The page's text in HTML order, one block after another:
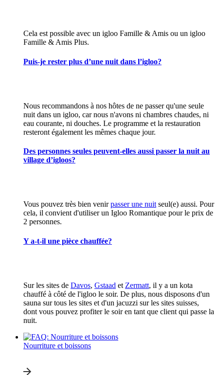
Cela est possible avec un igloo Famille & Amis ou un igloo
Famille & Amis Plus.
Puis-je rester plus d’une nuit dans l’igloo?
Nous recommandons à nos hôtes de ne passer qu'une seule
nuit dans un igloo, car nous n'avons ni chambres chaudes, ni
eau courante, ni douches. Le programme et la restauration
resteront également les mêmes chaque jour.
Des personnes seules peuvent-elles aussi passer la nuit au
village d’igloos?
Vous pouvez très bien venirpasser une nuitseul(e) aussi. Pour
cela, il convient d'utiliser un Igloo Romantique pour le prix de
2 personnes.
Y a-t-il une pièce chauffée?
Sur les sites de Davos, Gstaad et Zermatt, il y a un kota
chauffé à côté de l'igloo le soir. De plus, nous disposons d'un
sauna sur tous les sites et d'un jacuzzi sur les sites suisses,
dont vous pouvez profiter le soir en tant que client qui passe la
nuit.
Nourriture et boissons